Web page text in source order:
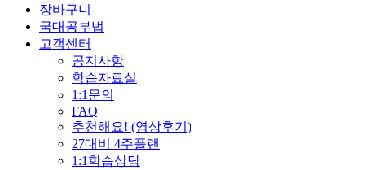
장바구니
국대공부법
고객센터
공지사항
학습자료실
1:1문의
FAQ
추천해요! (영상후기)
27대비 4주플랜
1:1학습상담